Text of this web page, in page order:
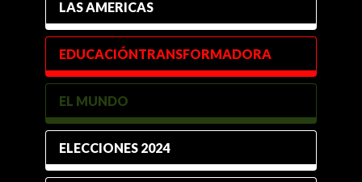
LAS AMERICAS
EDUCACIÓNTRANSFORMADORA
EL MUNDO
ELECCIONES 2024